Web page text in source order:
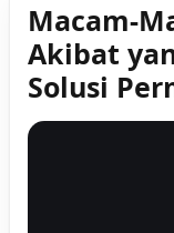
Macam-
Akibat
Solusi